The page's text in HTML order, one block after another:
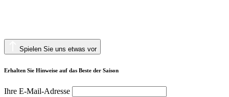
Spielen Sie uns etwas vor
Erhalten Sie Hinweise auf das Beste der Saison
Ihre E-Mail-Adresse